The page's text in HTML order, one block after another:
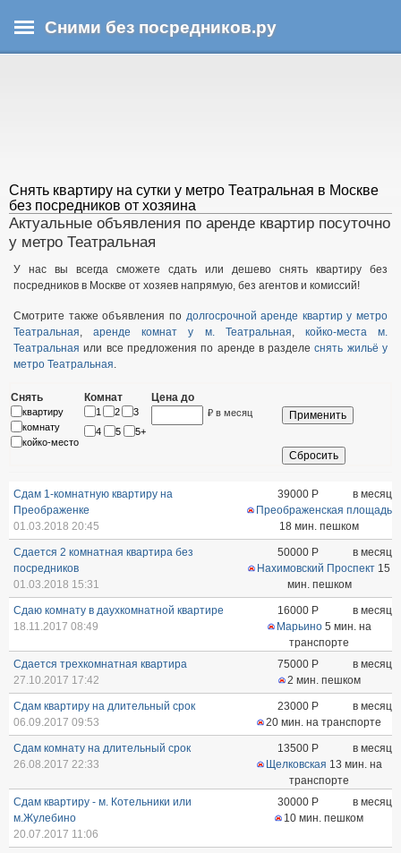
к
основному
Сними без посредников.ру
Снять квартиру на сутки у метро Театральная в Москве
без посредников от хозяина
Актуальные объявления по аренде квартир посуточно
у метро Театральная
У нас вы всегда сможете сдать или дешево снять квартиру без
посредников в Москве от хозяев напрямую, без агентов и комиссий!
Смотрите также объявления по долгосрочной аренде квартир у метро
Театральная,аренде комнат у м. Театральная, койко-места м.
Театральная или все предложения по аренде в разделеснять жильё у
метро Театральная.
Снять
квартиру
комнату
койко-место
Комнат
1 2
3
4
5 5+
Цена до
₽ в месяц
Сдам 1-комнатную квартиру на
Преображенке
01.03.2018 20:45
39000 Р
в месяц
Преображенская площадь
18 мин. пешком
Сдается 2 комнатная квартира без
посредников
01.03.2018 15:31
50000 Р
в месяц
Нахимовский Проспект 15
мин. пешком
Сдаю комнату в даухкомнатной квартире
18.11.2017 08:49
16000 Р
в месяц
Марьино5 мин. на
транспорте
Сдается трехкомнатная квартира
27.10.2017 17:42
75000 Р
в месяц
2 мин. пешком
Сдам квартиру на длительный срок
06.09.2017 09:53
23000 Р
в месяц
20 мин. на транспорте
Сдам комнату на длительный срок
26.08.2017 22:33
13500 Р
в месяц
Щелковская 13 мин. на
транспорте
Сдам квартиру - м. Котельники или
м.Жулебино
20.07.2017 11:06
30000 Р
в месяц
10 мин. пешком